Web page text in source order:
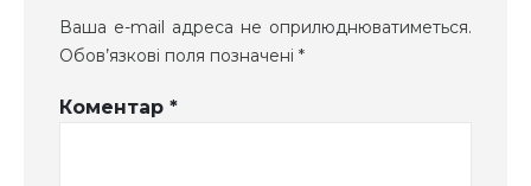
Ваша e-mail адреса не оприлюднюватиметься.
Обов’язкові поля позначені *
Коментар *